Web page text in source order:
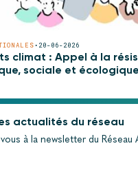
• 20-06-2026
climat : Appel à la
sociale et écologique
actualités du réseau
à la newsletter du Réseau